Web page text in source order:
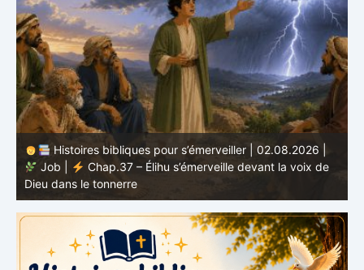
Histoires bibliques pour s’émerveiller | 01.08.2026 |
Job |
Chap.36 – Élihu continue de parler de la
grandeur de Dieu